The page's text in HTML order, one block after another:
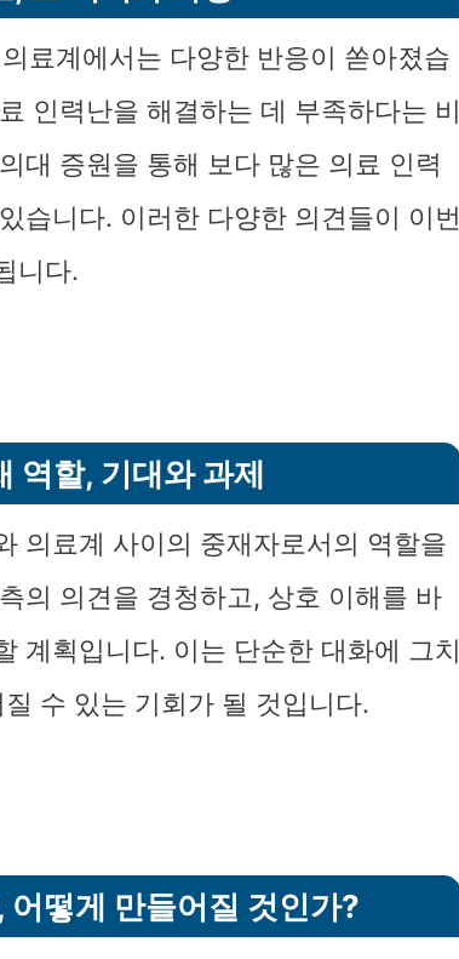
료계에서는 다양한 반응이 쏟아졌습
인력난을 해결하는 데 부족하다는 비
대 증원을 통해 보다 많은 의료 인력
습니다. 이러한 다양한 의견들이 이번
니다.
역할, 기대와 과제
의료계 사이의 중재자로서의 역할을
의 의견을 경청하고, 상호 이해를 바
계획입니다. 이는 단순한 대화에 그치
수 있는 기회가 될 것입니다.
어떻게 만들어질 것인가?